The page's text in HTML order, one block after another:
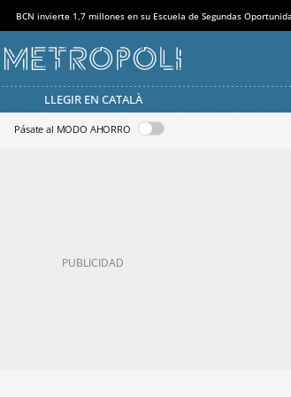
BCN invierte 1,7 millones en su Escuela de Segundas
LLEGIR EN CATALÀ
Pásate al MODO AHORRO